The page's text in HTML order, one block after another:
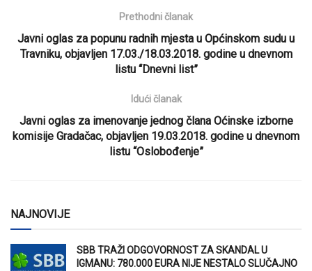
Prethodni članak
Javni oglas za popunu radnih mjesta u Općinskom sudu u
Travniku, objavljen 17.03./18.03.2018. godine u dnevnom
listu “Dnevni list”
Idući članak
Javni oglas za imenovanje jednog člana Oćinske izborne
komisije Gradačac, objavljen 19.03.2018. godine u dnevnom
listu “Oslobođenje”
NAJNOVIJE
SBB TRAŽI ODGOVORNOST ZA SKANDAL U
IGMANU: 780.000 EURA NIJE NESTALO SLUČAJNO